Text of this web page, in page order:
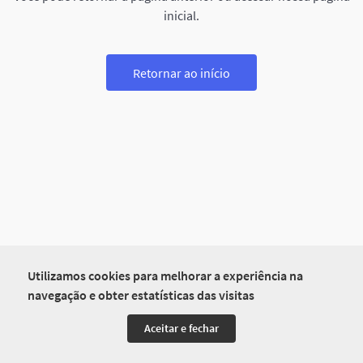
Utilizamos cookies para melhorar a experiência na
navegação e obter estatísticas das visitas
Aceitar e fechar
inicial.
Retornar ao início